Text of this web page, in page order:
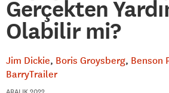
Gerçekten
Olabilir mi?
Jim Dickie Boris Groysberg Benson
BarryTrailer